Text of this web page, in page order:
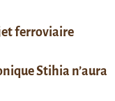
ferroviaire
Stihia n’aura